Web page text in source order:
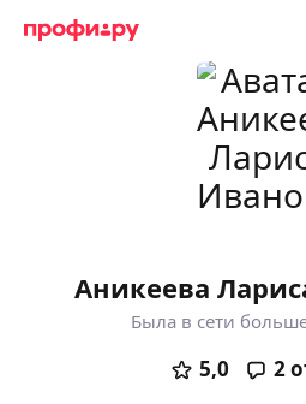
Аникеева
Была в сети
5,0 2